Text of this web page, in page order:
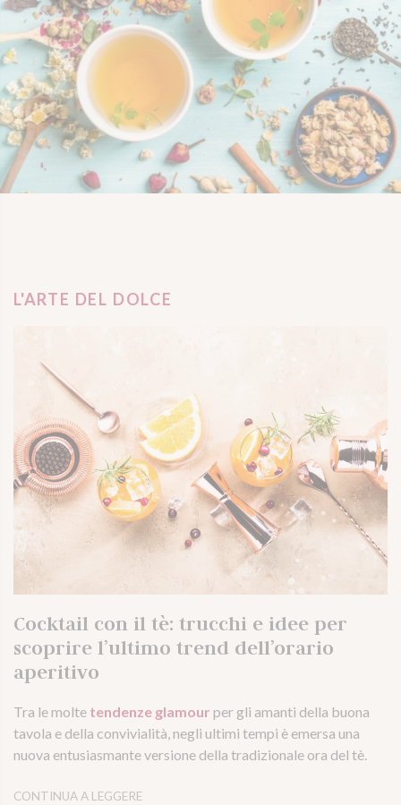
L'ARTE DEL DOLCE
Cocktail con il tè: trucchi e idee per
scoprire l’ultimo trend dell’orario
aperitivo
Tra le molte tendenze glamour per gli amanti della buona
tavola e della convivialità, negli ultimi tempi è emersa una
nuova entusiasmante versione della tradizionale ora del tè.
CONTINUA A LEGGERE